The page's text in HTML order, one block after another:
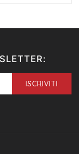
ISCRIVITI